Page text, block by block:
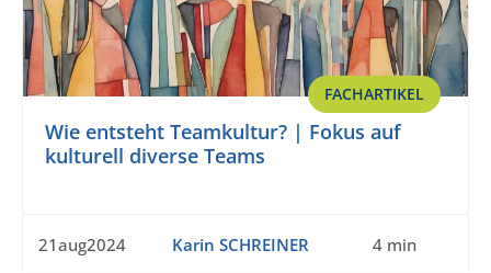
FACHARTIKEL
Wie entsteht Teamkultur? | Fokus auf
kulturell diverse Teams
21aug2024 Karin SCHREINER 4 min